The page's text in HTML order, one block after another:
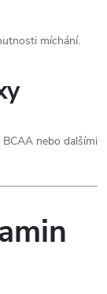
míchání.
nebo dalšími